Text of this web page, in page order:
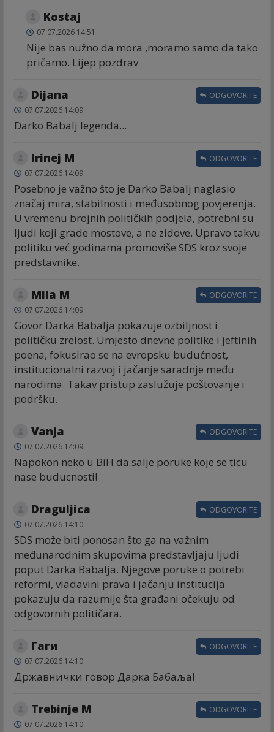
Kostaj
07.07.2026 14:51
Nije bas nužno da mora ,moramo samo da tako
pričamo. Lijep pozdrav
Dijana
07.07.2026 14:09
Darko Babalj legenda...
ODGOVORITE
Irinej M
07.07.2026 14:09
Posebno je važno što je Darko Babalj naglasio
značaj mira, stabilnosti i međusobnog povjerenja.
U vremenu brojnih političkih podjela, potrebni su
ljudi koji grade mostove, a ne zidove. Upravo takvu
politiku već godinama promoviše SDS kroz svoje
predstavnike.
ODGOVORITE
Mila M
07.07.2026 14:09
Govor Darka Babalja pokazuje ozbiljnost i
političku zrelost. Umjesto dnevne politike i jeftinih
poena, fokusirao se na evropsku budućnost,
institucionalni razvoj i jačanje saradnje među
narodima. Takav pristup zaslužuje poštovanje i
podršku.
ODGOVORITE
Vanja
07.07.2026 14:09
Napokon neko u BiH da salje poruke koje se ticu
nase buducnosti!
ODGOVORITE
Draguljica
07.07.2026 14:10
SDS može biti ponosan što ga na važnim
međunarodnim skupovima predstavljaju ljudi
poput Darka Babalja. Njegove poruke o potrebi
reformi, vladavini prava i jačanju institucija
pokazuju da razumije šta građani očekuju od
odgovornih političara.
ODGOVORITE
Гаги
07.07.2026 14:10
Државнички говор Дарка Бабаља!
ODGOVORITE
Trebinje M
07.07.2026 14:10
ODGOVORITE